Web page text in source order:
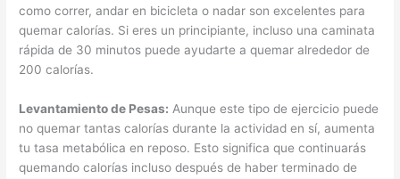
como correr, andar en bicicleta o nadar son excelentes para
quemar calorías. Si eres un principiante, incluso una caminata
rápida de 30 minutos puede ayudarte a quemar alrededor de
200 calorías.
Levantamiento de Pesas: Aunque este tipo de ejercicio puede
no quemar tantas calorías durante la actividad en sí, aumenta
tu tasa metabólica en reposo. Esto significa que continuarás
quemando calorías incluso después de haber terminado de